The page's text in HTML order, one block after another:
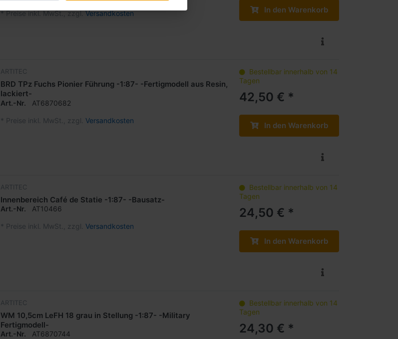
* Preise inkl. MwSt., zzgl.Versandkosten In den Warenkorb
ARTITEC
BRD TPz Fuchs Pionier Führung -1:87- -Fertigmodell aus Resin,
lackiert-
Art.-Nr. AT6870682
* Preise inkl. MwSt., zzgl. Versandkosten
Bestellbar innerhalb von 14
Tagen
42,50 € *
In den Warenkorb
ARTITEC
Innenbereich Café de Statie -1:87- -Bausatz-
Art.-Nr. AT10466
* Preise inkl. MwSt., zzgl. Versandkosten
Bestellbar innerhalb von 14
Tagen
24,50 € *
In den Warenkorb
ARTITEC
WM 10,5cm LeFH 18 grau in Stellung -1:87- -Military
Fertigmodell-
Art.-Nr. AT6870744
Bestellbar innerhalb von 14
Tagen
24,30 € *